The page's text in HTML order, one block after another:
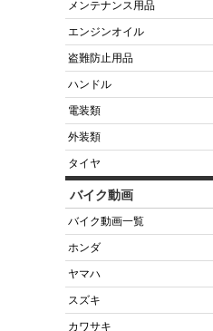
メンテナンス用品
エンジンオイル
盗難防止用品
ハンドル
電装類
外装類
タイヤ
バイク動画
バイク動画一覧
ホンダ
ヤマハ
スズキ
カワサキ